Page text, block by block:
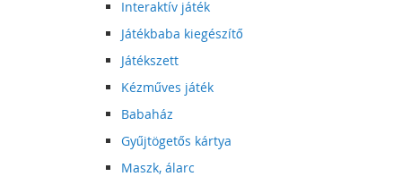
Interaktív játék
Játékbaba kiegészítő
Játékszett
Kézműves játék
Babaház
Gyűjtögetős kártya
Maszk, álarc